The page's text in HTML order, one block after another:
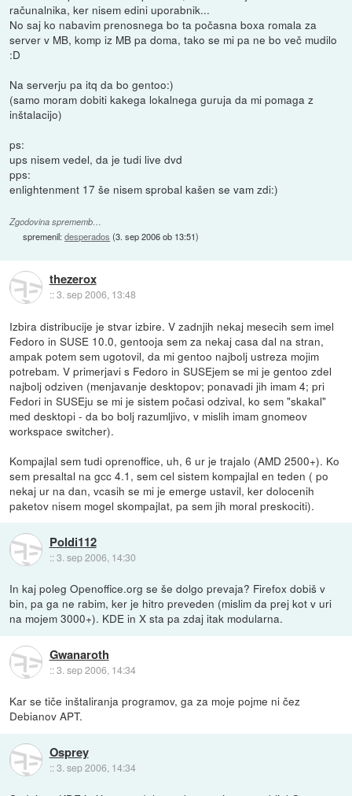
računalnika, ker nisem edini uporabnik...
No saj ko nabavim prenosnega bo ta počasna boxa romala za
server v MB, komp iz MB pa doma, tako se mi pa ne bo več mudilo
:D
Na serverju pa itq da bo gentoo:)
(samo moram dobiti kakega lokalnega guruja da mi pomaga z
inštalacijo)
ps:
ups nisem vedel, da je tudi live dvd
pps:
enlightenment 17 še nisem sprobal kašen se vam zdi:)
Zgodovina sprememb…
spremenil:desperados (3. sep 2006 ob 13:51)
thezerox
::3. sep 2006, 13:48
Izbira distribucije je stvar izbire. V zadnjih nekaj mesecih sem imel
Fedoro in SUSE 10.0, gentooja sem za nekaj casa dal na stran,
ampak potem sem ugotovil, da mi gentoo najbolj ustreza mojim
potrebam. V primerjavi s Fedoro in SUSEjem se mi je gentoo zdel
najbolj odziven (menjavanje desktopov; ponavadi jih imam 4; pri
Fedori in SUSEju se mi je sistem počasi odzival, ko sem "skakal"
med desktopi - da bo bolj razumljivo, v mislih imam gnomeov
workspace switcher).
Kompajlal sem tudi oprenoffice, uh, 6 ur je trajalo (AMD 2500+). Ko
sem presaltal na gcc 4.1, sem cel sistem kompajlal en teden ( po
nekaj ur na dan, vcasih se mi je emerge ustavil, ker dolocenih
paketov nisem mogel skompajlat, pa sem jih moral preskociti).
Poldi112
::3. sep 2006, 14:30
In kaj poleg Openoffice.org se še dolgo prevaja? Firefox dobiš v
bin, pa ga ne rabim, ker je hitro preveden (mislim da prej kot v uri
na mojem 3000+). KDE in X sta pa zdaj itak modularna.
Gwanaroth
::3. sep 2006, 14:34
Kar se tiče inštaliranja programov, ga za moje pojme ni čez
Debianov APT.
Osprey
::3. sep 2006, 14:34